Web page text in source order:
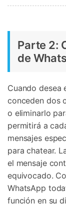
Parte 2:
de
Cuando desea
conceden dos
o eliminarlo
permitirá a
mensajes
para chatear.
el mensaje
equivocado.
WhatsApp
función en su